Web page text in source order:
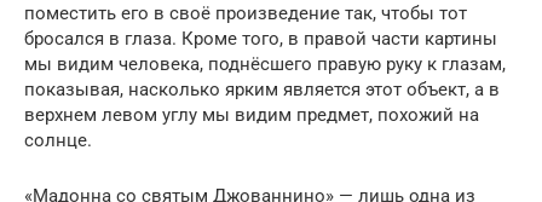
поместить его в своё произведение так, чтобы тот
бросался в глаза. Кроме того, в правой части картины
мы видим человека, поднёсшего правую руку к глазам,
показывая, насколько ярким является этот объект, а в
верхнем левом углу мы видим предмет, похожий на
солнце.
«Мадонна со святым Джованнино» — лишь одна из